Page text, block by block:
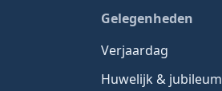
Gelegenheden
Verjaardag
Huwelijk & jubileum